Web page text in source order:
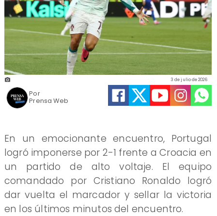
Prensa Web
3 de julio de 2026
Por
En un emocionante encuentro, Portugal
logró imponerse por 2-1 frente a Croacia en
un partido de alto voltaje. El equipo
comandado por Cristiano Ronaldo logró
dar vuelta el marcador y sellar la victoria
en los últimos minutos del encuentro.